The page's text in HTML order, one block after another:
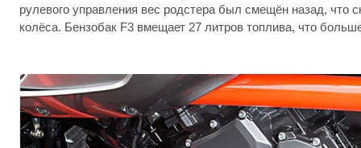
рулевого управления вес родстера был смещён назад, что
колёса. Бензобак F3 вмещает 27 литров топлива, что